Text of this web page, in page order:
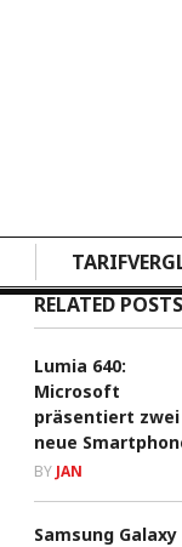
RELATED POSTS
Lumia 640:
Microsoft
präsentiert zwei
neue
BY JAN
Samsung Galaxy